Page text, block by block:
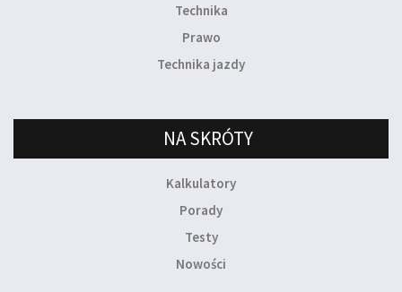
Technika
Prawo
Technika jazdy
NA SKRÓTY
Kalkulatory
Porady
Testy
Nowości